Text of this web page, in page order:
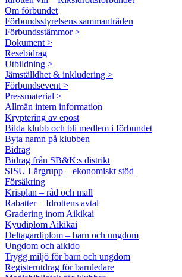
Om förbundet
Förbundsstyrelsens sammanträden
Förbundsstämmor >
Dokument >
Resebidrag
Utbildning >
Jämställdhet & inkludering >
Förbundsevent >
Pressmaterial >
Allmän intern information
Kryptering av epost
Bilda klubb och bli medlem i förbundet
Byta namn på klubben
Bidrag
Bidrag från SB&K:s distrikt
SISU Lärgrupp – ekonomiskt stöd
Försäkring
Krisplan – råd och mall
Rabatter – Idrottens avtal
Gradering inom Aikikai
Kyudiplom Aikikai
Deltagardiplom – barn och ungdom
Ungdom och aikido
Trygg miljö för barn och ungdom
Registerutdrag för barnledare